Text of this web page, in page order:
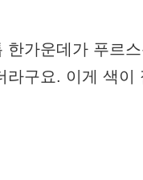
한가운데가 푸르
라구요. 이게 색